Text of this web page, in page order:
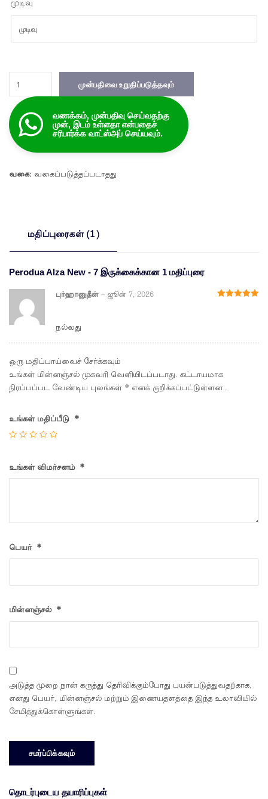
முடிவு
நியூ
-
7
இருக்கை
முன்பதிவை உறுதிப்படுத்தவும்
வணக்கம், முன்பதிவு செய்வதற்கு
முன், இடம் உள்ளதா என்பதைச்
சரிபார்க்க வாட்ஸ்அப் செய்யவும்.
வகை: வகைப்படுத்தப்படாதது
மதிப்புரைகள் (1)
Perodua Alza New - 7 இருக்கைக்கான 1 மதிப்புரை
புர்ஹானுதீன் – ஜூன் 7, 2026
நல்லது
ஒரு மதிப்பாய்வைச் சேர்க்கவும்
உங்கள் மின்னஞ்சல் முகவரி வெளியிடப்படாது. கட்டாயமாக
நிரப்பப்பட வேண்டிய புலங்கள் * எனக் குறிக்கப்பட்டுள்ளன .
உங்கள் மதிப்பீடு *
உங்கள் விமர்சனம் *
பெயர் *
மின்னஞ்சல் *
அடுத்த முறை நான் கருத்து தெரிவிக்கும்போது பயன்படுத்துவதற்காக,
எனது பெயர், மின்னஞ்சல் மற்றும் இணையதளத்தை இந்த உலாவியில்
சேமித்துக்கொள்ளுங்கள்.
தொடர்புடைய தயாரிப்புகள்